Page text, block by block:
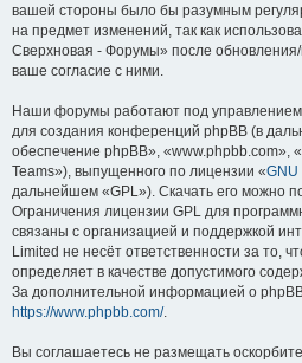
вашей стороны было бы разумным
на предмет изменений, так как
Сверхновая - Форумы» после
ваше согласие с ними.
Наши форумы работают под управлением
для создания конференций phpBB (в
обеспечение phpBB», «www.phpbb.com»,
Teams»), выпущенного по лицензии «GNU
дальнейшем «GPL»). Скачать его можно
Ограничения лицензии GPL для
связаны с организацией и поддержкой
Limited не несёт ответственности за то,
определяет в качестве допустимого
За дополнительной информацией о
https://www.phpbb.com/.
Вы соглашаетесь не размещать